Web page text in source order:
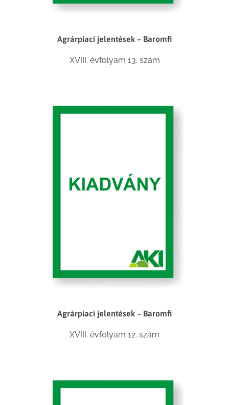
Agrárpiaci jelentések – Baromfi
XVIII. évfolyam 13. szám
Agrárpiaci jelentések – Baromfi
XVIII. évfolyam 12. szám